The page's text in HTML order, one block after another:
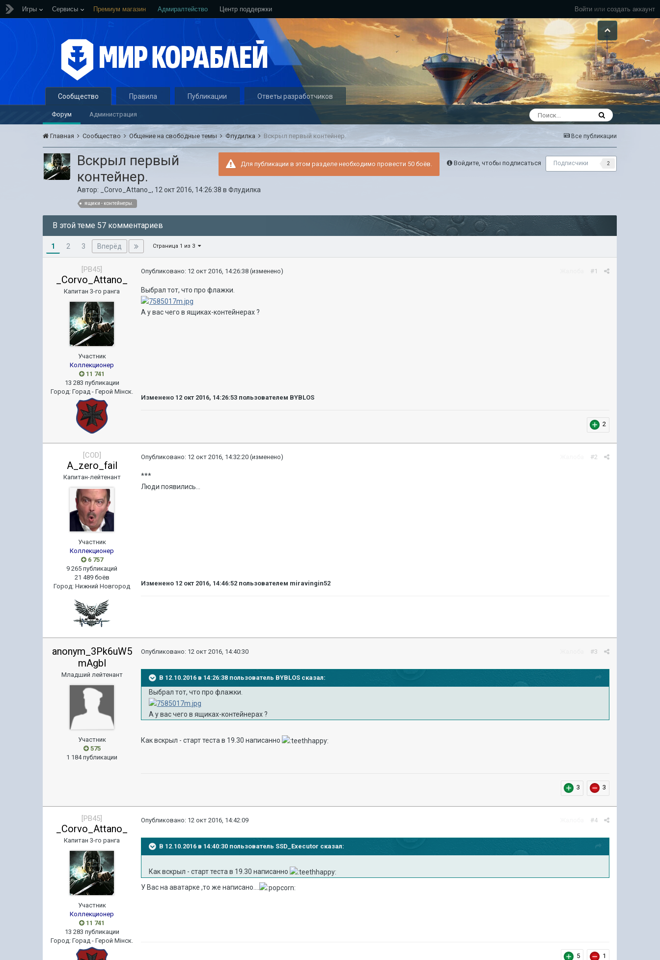
Войти или создать аккаунт
Игры Сервисы Премиум магазин Адмиралтейство Центр поддержки
Сообщество
Форум Администрация
Правила Публикации Ответы разработчиков
Все публикации
Главная Сообщество Общение на свободные темы Флудилка Вскрыл первый контейнер.
Войдите, чтобы подписаться Подписчики 2
Для публикации в этом разделе необходимо провести 50 боёв.
Вскрыл первый
контейнер.
Автор: _Corvo_Attano_, 12 окт 2016, 14:26:38 вФлудилка
ящики - контейнеры.
В этой теме 57 комментариев
1 2 3 Вперёд Страница 1 из 3
[PB45]
_Corvo_Attano_
Капитан 3-го ранга
Участник
Коллекционер
11 741
13 283 публикации
Город:Горад - Герой Мiнск.
#1
Опубликовано: 12 окт 2016, 14:26:38 (изменено)
Выбрал тот, что про флажки.
А у вас чего в ящиках-контейнерах ?
Изменено 12 окт 2016, 14:26:53 пользователем BYBLOS
2
[COD]
A_zero_fail
Капитан-лейтенант
Участник
Коллекционер
6 757
9 265 публикаций
21 489 боёв
Город:Нижний Новгород
#2
Опубликовано: 12 окт 2016, 14:32:20 (изменено)
***
Люди появились...
Изменено 12 окт 2016, 14:46:52 пользователем miravingin52
anonym_3Pk6uW5
mAgbl
Младший лейтенант
Участник
575
1 184 публикации
#3
Опубликовано: 12 окт 2016, 14:40:30
В 12.10.2016 в 14:26:38 пользователь BYBLOS сказал:
Выбрал тот, что про флажки.
А у вас чего в ящиках-контейнерах ?
Как вскрыл - старт теста в 19.30 написанно
3 3
[PB45]
_Corvo_Attano_
Капитан 3-го ранга
Участник
Коллекционер
11 741
13 283 публикации
Город:Горад - Герой Мiнск.
#4
Опубликовано: 12 окт 2016, 14:42:09
В 12.10.2016 в 14:40:30 пользователь SSD_Executor сказал:
Как вскрыл - старт теста в 19.30 написанно
У Вас на аватарке ,то же написано....
5 1